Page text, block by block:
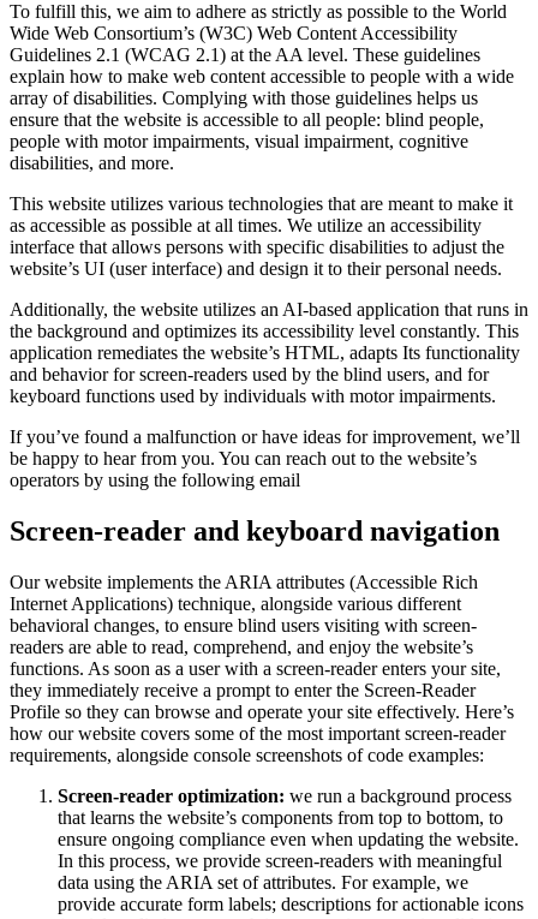
To fulfill this, we aim to adhere as strictly as possible to the World
Wide Web Consortium’s (W3C) Web Content Accessibility
Guidelines 2.1 (WCAG 2.1) at the AA level. These guidelines
explain how to make web content accessible to people with a wide
array of disabilities. Complying with those guidelines helps us
ensure that the website is accessible to all people: blind people,
people with motor impairments, visual impairment, cognitive
disabilities, and more.
This website utilizes various technologies that are meant to make it
as accessible as possible at all times. We utilize an accessibility
interface that allows persons with specific disabilities to adjust the
website’s UI (user interface) and design it to their personal needs.
Additionally, the website utilizes an AI-based application that runs in
the background and optimizes its accessibility level constantly. This
application remediates the website’s HTML, adapts Its functionality
and behavior for screen-readers used by the blind users, and for
keyboard functions used by individuals with motor impairments.
If you’ve found a malfunction or have ideas for improvement, we’ll
be happy to hear from you. You can reach out to the website’s
operators by using the following email
Screen-reader and keyboard navigation
Our website implements the ARIA attributes (Accessible Rich
Internet Applications) technique, alongside various different
behavioral changes, to ensure blind users visiting with screen-
readers are able to read, comprehend, and enjoy the website’s
functions. As soon as a user with a screen-reader enters your site,
they immediately receive a prompt to enter the Screen-Reader
Profile so they can browse and operate your site effectively. Here’s
how our website covers some of the most important screen-reader
requirements, alongside console screenshots of code examples:
Screen-reader optimization: we run a background process
that learns the website’s components from top to bottom, to
ensure ongoing compliance even when updating the website.
In this process, we provide screen-readers with meaningful
data using the ARIA set of attributes. For example, we
provide accurate form labels; descriptions for actionable icons